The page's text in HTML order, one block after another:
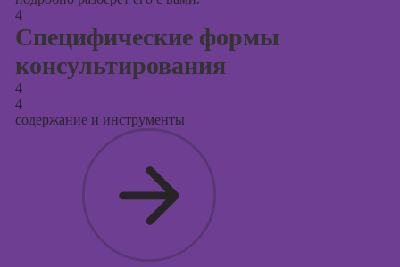
4
Специфические формы
консультирования
4
4
содержание и инструменты